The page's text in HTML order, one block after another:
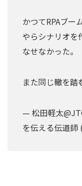
かつてRPAブー
やらシナリオを
なせなかった。
また同じ轍を踏
— 松田軽太
を伝える伝道